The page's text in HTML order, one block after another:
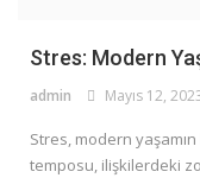
Stres: Modern
admin Mayıs 12,
Stres, modern yaşamın
temposu, ilişkilerdeki